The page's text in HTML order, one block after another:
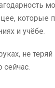
которые
и учёбе.
не
сейчас.